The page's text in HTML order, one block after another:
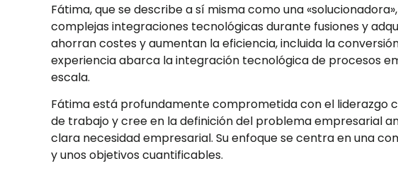
Fátima, que se describe a sí misma como una
complejas integraciones tecnológicas durante fusiones y
ahorran costes y aumentan la eficiencia, incluida la
experiencia abarca la integración tecnológica de procesos
escala.
Fátima está profundamente comprometida con el liderazgo
de trabajo y cree en la definición del problema empresarial
clara necesidad empresarial. Su enfoque se centra en una
y unos objetivos cuantificables.